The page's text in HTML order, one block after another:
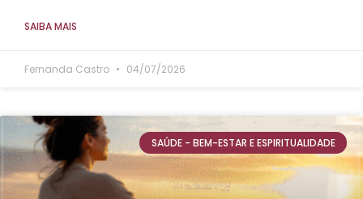
SAIBA MAIS
Fernanda Castro 04/07/2026
SAÚDE - BEM-ESTAR E ESPIRITUALIDADE